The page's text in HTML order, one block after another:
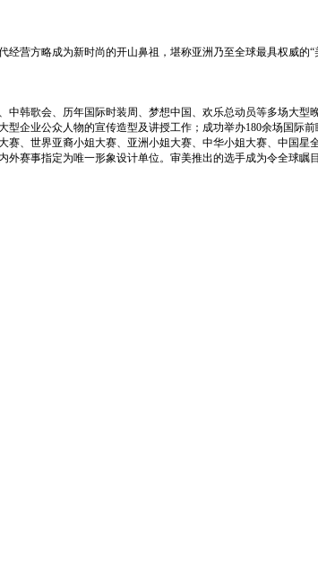
营方略成为新时尚的开山鼻祖，堪称亚洲乃至全球最具权威的“
韩歌会、历年国际时装周、梦想中国、欢乐总动员等多场大型
业公众人物的宣传造型及讲授工作；成功举办180余场国际
、世界亚裔小姐大赛、亚洲小姐大赛、中华小姐大赛、中国星
赛事指定为唯一形象设计单位。审美推出的选手成为令全球瞩